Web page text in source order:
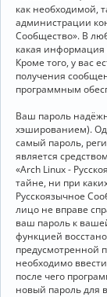
как необходимой,
администрации
Сообщество». В
какая информация
Кроме того, у вас
получения
программным
Ваш пароль
хэшированием).
самый пароль,
является
«Arch Linux -
тайне, ни при
Русскоязычное
лицо не вправе
ваш пароль к
функцией
предусмотренной
необходимо
после чего
новый пароль для